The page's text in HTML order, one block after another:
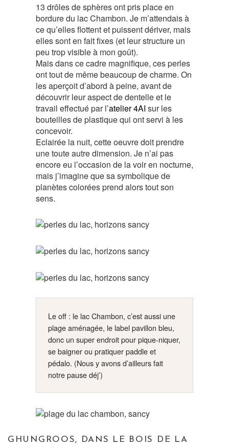
13 drôles de sphères ont pris place en
bordure du lac Chambon. Je m’attendais à
ce qu’elles flottent et puissent dériver, mais
elles sont en fait fixes (et leur structure un
peu trop visible à mon goût).
Mais dans ce cadre magnifique, ces perles
ont tout de même beaucoup de charme. On
les aperçoit d’abord à peine, avant de
découvrir leur aspect de dentelle et le
travail effectué par l’atelier 4AI sur les
bouteilles de plastique qui ont servi à les
concevoir.
Eclairée la nuit, cette oeuvre doit prendre
une toute autre dimension. Je n’ai pas
encore eu l’occasion de la voir en nocturne,
mais j’imagine que sa symbolique de
planètes colorées prend alors tout son
sens.
Le off : le lac Chambon, c’est aussi une
plage aménagée, le label pavillon bleu,
donc un super endroit pour pique-niquer,
se baigner ou pratiquer paddle et
pédalo. (Nous y avons d’ailleurs fait
notre pause déj’)
GHUNGROOS, DANS LE BOIS DE LA